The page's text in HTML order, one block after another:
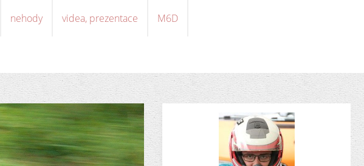
nehody videa, prezentace M6D